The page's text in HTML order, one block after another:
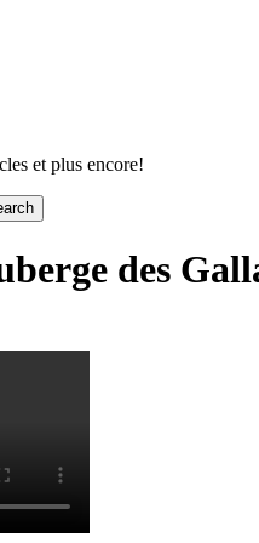
et plus encore!
des